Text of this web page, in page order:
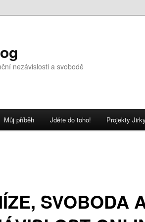
nezávislosti a svobodě
Můj příběh Jděte do toho! Projekty
SVOBODA